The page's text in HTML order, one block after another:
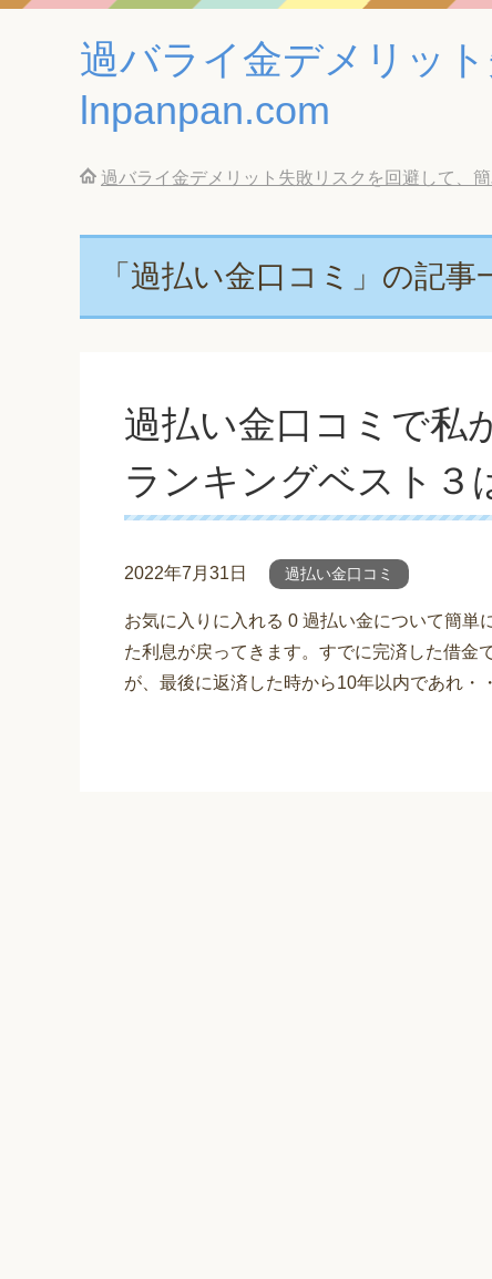
過バライ金デメリッ
lnpanpan.com
過バライ金デメリット失敗リスクを回避して、
「過払い金口コミ」の記事
過払い金口コミで私
ランキングベスト３
2022年7月31日 過払い金口コミ
お気に入りに入れる 0 過払い金について簡
た利息が戻ってきます。すでに完済した借金
が、最後に返済した時から10年以内であれ・